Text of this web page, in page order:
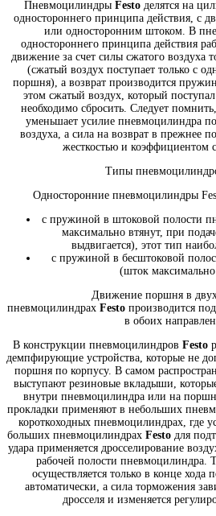
Пневмоцилиндры Festoделятся на
одностороннего принципа действия, с
или односторонним штоком. В
одностороннего принципа действия
движение за счет силы сжатого воздуха
(сжатый воздух поступает только с
поршня), а возврат производится
этом сжатый воздух, который
необходимо сбросить. Следует
уменьшает усилие пневмоцилиндра
воздуха, а сила на возврат в прежнее
жесткостью и коэффициентом
Типы
Односторонние пневмоцилиндры
с пружиной в штоковой полости
максимально втянут, при
выдвигается), этот тип
с пружиной в бесштоковой
(шток
Движение поршня в
пневмоцилиндрах Festo производится
в обоих
В конструкции пневмоцилиндров Festo
демпфирующие устройства, которые не
поршня по корпусу. В самом
выступают резиновые вкладыши,
внутри пневмоцилиндра или на
прокладки применяют в небольших
короткоходных пневмоцилиндрах, где
больших пневмоцилиндрах Festo для
удара применяется дросселирование
рабочей полости пневмоцилиндра.
осуществляется только в конце хода
автоматически, а сила торможения
дросселя и изменяется